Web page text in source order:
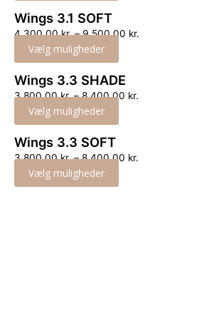
Wings 3.1 SOFT
4,300.00kr. – 9,500.00 kr.
Vælg muligheder
Wings 3.3 SHADE
3,800.00kr. – 8,400.00 kr.
Vælg muligheder
Wings 3.3 SOFT
3,800.00kr. – 8,400.00 kr.
Vælg muligheder